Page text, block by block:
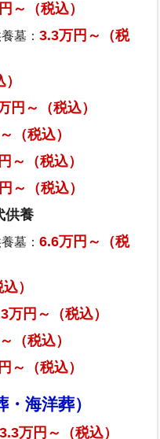
～（税込）
墓：3.3万円～（税
円～（税込）
（税込）
～（税込）
～（税込）
供養
墓：6.6万円～（税
）
万円～（税込）
（税込）
～（税込）
海洋葬）
万円～（税込）